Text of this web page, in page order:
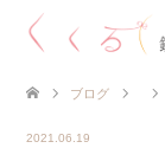
ブログ
2021.06.19